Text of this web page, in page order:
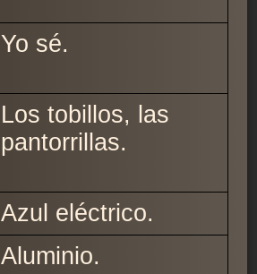
Yo sé.
Los tobillos, las
pantorrillas.
Azul eléctrico.
Aluminio.